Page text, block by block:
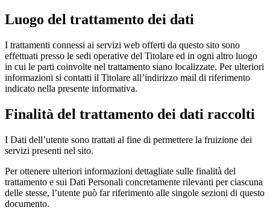
Luogo del trattamento dei dati
I trattamenti connessi ai servizi web offerti da questo sito sono
effettuati presso le sedi operative del Titolare ed in ogni altro luogo
in cui le parti coinvolte nel trattamento siano localizzate. Per ulteriori
informazioni si contatti il Titolare all’indirizzo mail di riferimento
indicato nella presente informativa.
Finalità del trattamento dei dati raccolti
I Dati dell’utente sono trattati al fine di permettere la fruizione dei
servizi presenti nel sito.
Per ottenere ulteriori informazioni dettagliate sulle finalità del
trattamento e sui Dati Personali concretamente rilevanti per ciascuna
delle stesse, l’utente può far riferimento alle singole sezioni di questo
documento.